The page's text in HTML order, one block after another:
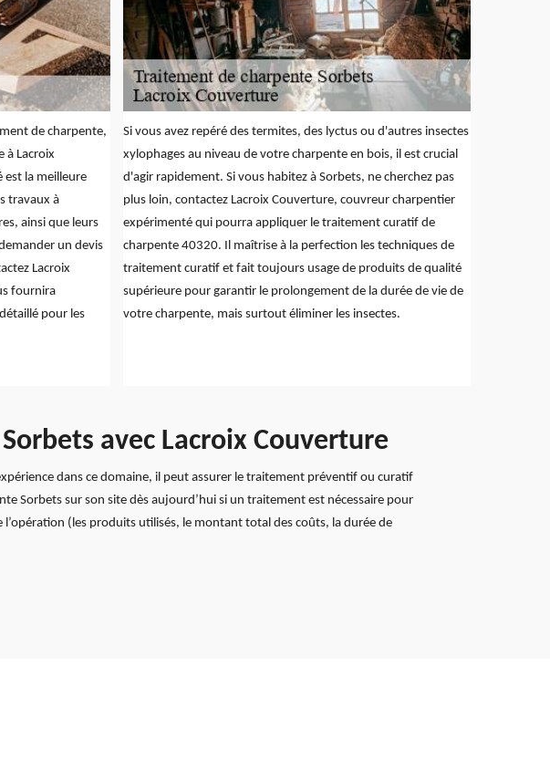
de charpente,
à Lacroix
la meilleure
travaux à
ainsi que leurs
un devis
Lacroix
fournira
pour les
Si vous avez repéré des termites, des lyctus ou d'autres insectes
xylophages au niveau de votre charpente en bois, il est crucial
d'agir rapidement. Si vous habitez à Sorbets, ne cherchez pas
plus loin, contactez Lacroix Couverture, couvreur charpentier
expérimenté qui pourra appliquer le traitement curatif de
charpente 40320. Il maîtrise à la perfection les techniques de
traitement curatif et fait toujours usage de produits de qualité
supérieure pour garantir le prolongement de la durée de vie de
votre charpente, mais surtout éliminer les insectes.
avec Lacroix Couverture
dans ce domaine, il peut assurer le traitement préventif ou curatif
Sorbets sur son site dès aujourd’hui si un traitement est nécessaire pour
(les produits utilisés, le montant total des coûts, la durée de